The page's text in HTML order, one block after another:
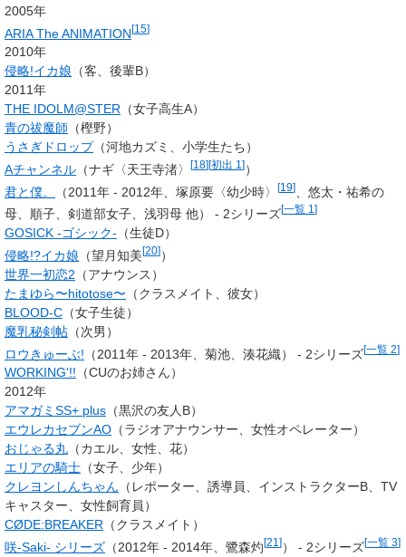
2005年
ARIA The ANIMATION[15]
2010年
侵略!イカ娘 （客、後輩B）
2011年
THE IDOLM@STER （女子高生A）
青の祓魔師 （樫野）
うさぎドロップ（河地カズミ、小学生たち）
Aチャンネル （ナギ 〈天王寺渚〉 [18][初出 1 ] ）
君と僕。
（2011年 - 2012年、塚原要〈幼少時〉 [19]
、悠太・祐希の
母、順子、剣道部女子、浅羽母 他） - 2シリーズ[一覧 1 ]
GOSICK -ゴシック- （生徒D）
侵略!?イカ娘 （望月知美[20] ）
世界一初恋2 （アナウンス）
たまゆら〜hitotose〜 （クラスメイト、彼女）
BLOOD-C （女子生徒）
魔乳秘剣帖 （次男）
ロウきゅーぶ! （2011年 - 2013年、菊池、湊花織） - 2シリーズ[一覧 2]
WORKING'!! （CUのお姉さん）
2012年
アマガミSS+ plus （黒沢の友人B）
エウレカセブンAO （ラジオアナウンサー、女性オペレーター）
おじゃる丸 （カエル、女性、花）
エリアの騎士 （女子、少年）
クレヨンしんちゃん （レポーター、誘導員、インストラクターB、TV
キャスター、女性飼育員）
CØDE:BREAKER （クラスメイト）
咲-Saki- シリーズ （2012年 - 2014年、 鷺森灼[21 ] ） - 2シリーズ[一覧 3]